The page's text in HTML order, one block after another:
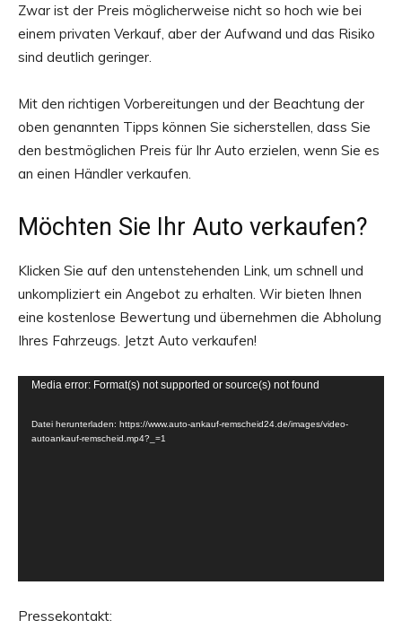
Zwar ist der Preis möglicherweise nicht so hoch wie bei
einem privaten Verkauf, aber der Aufwand und das Risiko
sind deutlich geringer.
Mit den richtigen Vorbereitungen und der Beachtung der
oben genannten Tipps können Sie sicherstellen, dass Sie
den bestmöglichen Preis für Ihr Auto erzielen, wenn Sie es
an einen Händler verkaufen.
Möchten Sie Ihr Auto verkaufen?
Klicken Sie auf den untenstehenden Link, um schnell und
unkompliziert ein Angebot zu erhalten. Wir bieten Ihnen
eine kostenlose Bewertung und übernehmen die Abholung
Ihres Fahrzeugs. Jetzt Auto verkaufen!
e
Media error: Format(s) not supported or source(s) not found
Datei herunterladen: https://www.auto-ankauf-remscheid24.de/images/video-
autoankauf-remscheid.mp4?_=1
Pressekontakt: